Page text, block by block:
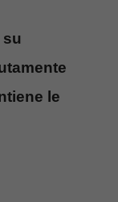
su
le